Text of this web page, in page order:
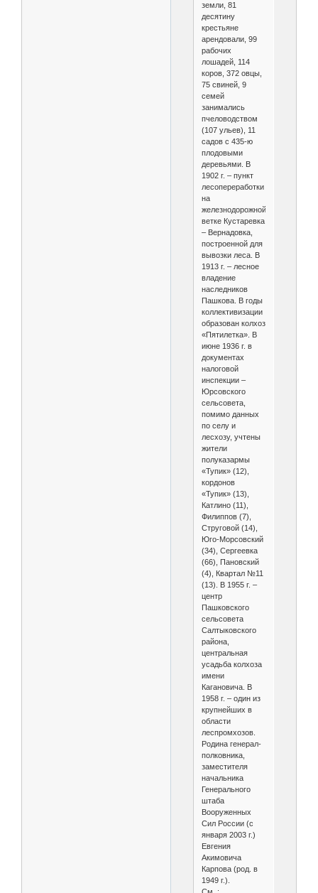
земли, 81
десятину
крестьяне
арендовали, 99
рабочих
лошадей, 114
коров, 372 овцы,
75 свиней, 9
семей
занимались
пчеловодством
(107 ульев), 11
садов с 435-ю
плодовыми
деревьями. В
1902 г. – пункт
лесопереработки
на
железнодорожной
ветке Кустаревка
– Вернадовка,
построенной для
вывозки леса. В
1913 г. – лесное
владение
наследников
Пашкова. В годы
коллективизации
образован колхоз
«Пятилетка». В
июне 1936 г. в
документах
налоговой
инспекции –
Юрсовского
сельсовета,
помимо данных
по селу и
лесхозу, учтены
жители
полуказармы
«Тупик» (12),
кордонов
«Тупик» (13),
Катлино (11),
Филиппов (7),
Струговой (14),
Юго-Морсовский
(34), Сергеевка
(66), Пановский
(4), Квартал №11
(13). В 1955 г. –
центр
Пашковского
сельсовета
Салтыковского
района,
центральная
усадьба колхоза
имени
Кагановича. В
1958 г. – один из
крупнейших в
области
леспромхозов.
Родина генерал-
полковника,
заместителя
начальника
Генерального
штаба
Вооруженных
Сил России (с
января 2003 г.)
Евгения
Акимовича
Карпова (род. в
1949 г.).